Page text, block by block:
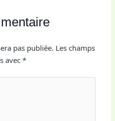
pas publiée. Les champs
avec*